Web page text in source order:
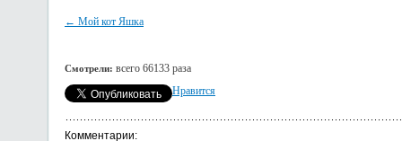
← Мой кот Яшка
Смотрели: всего 66133 раза
Нравится
Комментарии: